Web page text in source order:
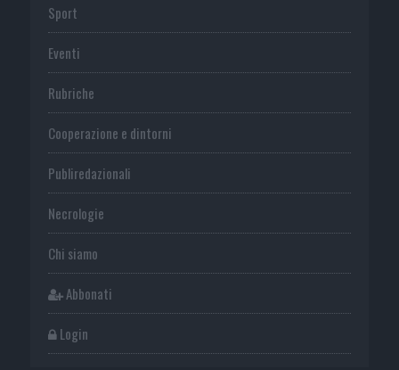
Sport
Eventi
Rubriche
Cooperazione e dintorni
Publiredazionali
Necrologie
Chi siamo
Abbonati
Login